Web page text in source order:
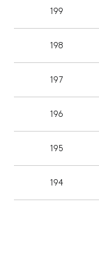
199
198
197
196
195
194